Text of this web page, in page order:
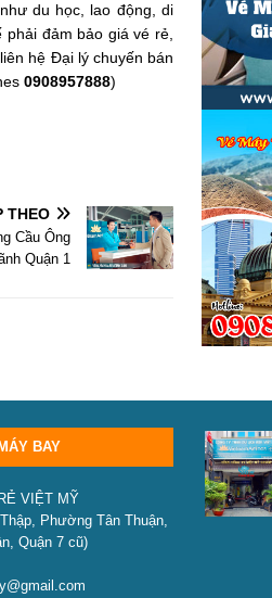
du học, lao động, di
đảm bảo giá vé rẻ,
hệ Đại lý chuyến bán
0908957888)
THEO
Cầu Ông
Quận 1
BAY
VIỆT MỸ
Phường Tân Thuận,
Quận 7 cũ)